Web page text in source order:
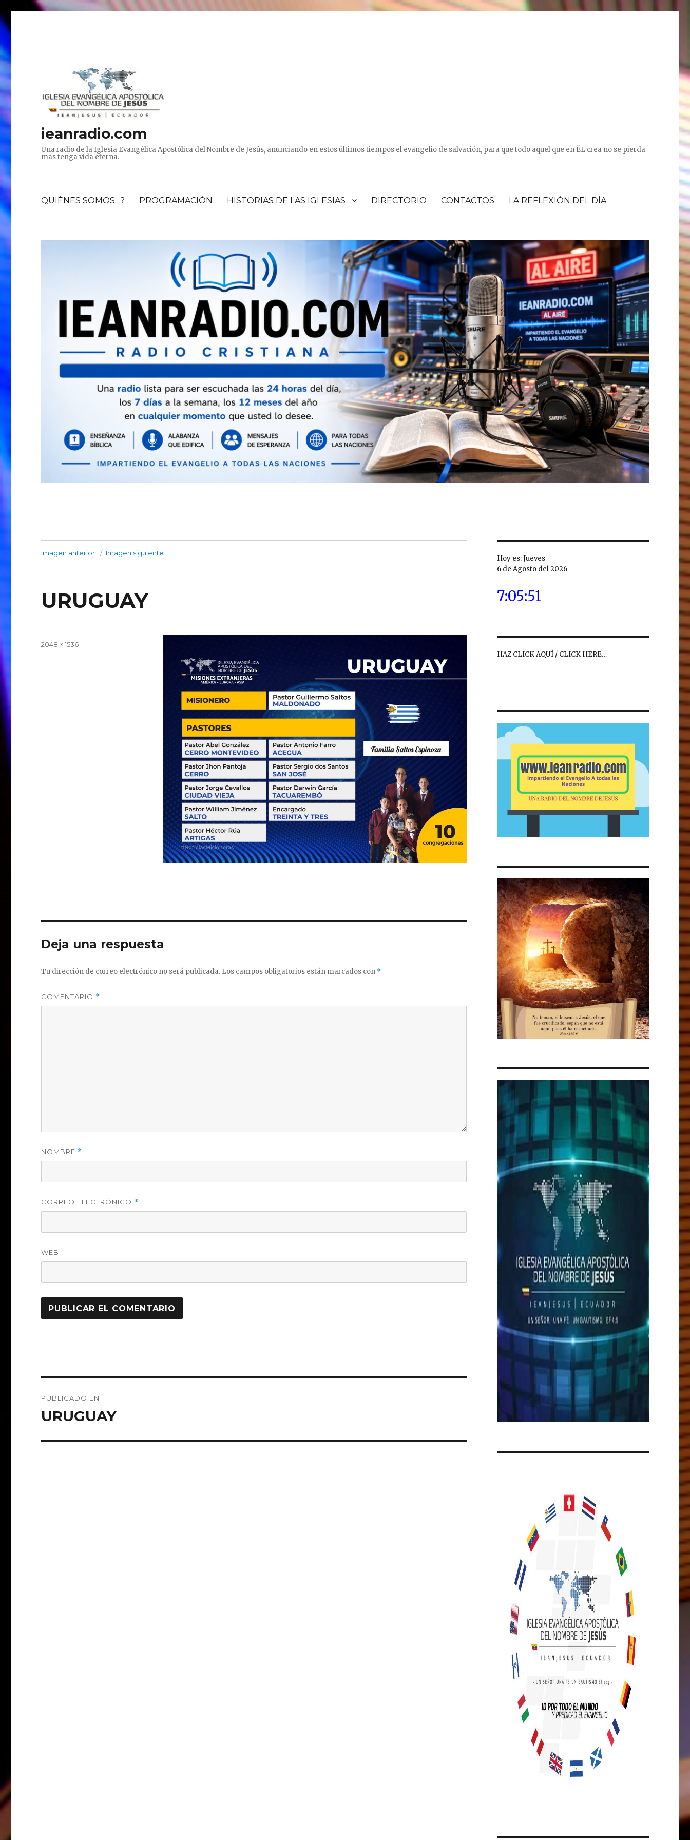
ieanradio.com
Una radio de la Iglesia Evangélica Apostólica del Nombre de Jesús, anunciando en estos últimos tiempos el evangelio de salvación, para que todo aquel que en ËL crea no se pierda
mas tenga vida eterna.
QUIÉNES SOMOS…? PROGRAMACIÓN HISTORIAS DE LAS IGLESIAS DIRECTORIO CONTACTOS LA REFLEXIÓN DEL DÍA
Imagen anterior Imagen siguiente
URUGUAY
Publicado
Tamaño
2048 × 1536
Deja una respuesta
Tu dirección de correo electrónico no será publicada. Los campos obligatorios están marcados con *
COMENTARIO *
NOMBRE *
CORREO ELECTRÓNICO *
WEB
de
PUBLICADO EN
URUGUAY
Hoy es: Jueves
6 de Agosto del 2026
7:05:52
HAZ CLICK AQUÍ / CLICK HERE…